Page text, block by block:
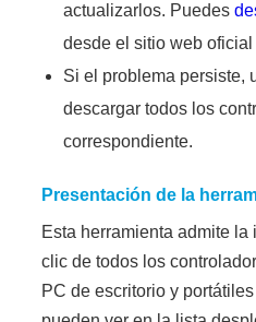
actualizarlos. Puedes
desde el sitio web
Si el problema persiste,
descargar todos los
correspondiente.
Presentación de la
Esta herramienta admite
clic de todos los
PC de escritorio y